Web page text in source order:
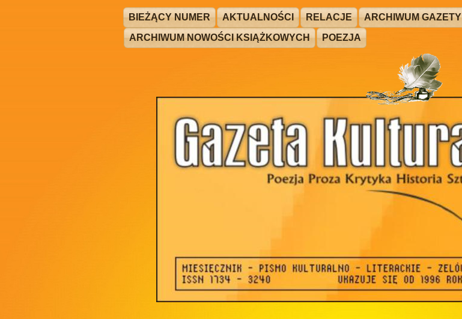
BIEŻĄCY NUMER AKTUALNOŚCI RELACJE ARCHIWUM GAZETY
ARCHIWUM NOWOŚCI KSIĄŻKOWYCH
POEZJA